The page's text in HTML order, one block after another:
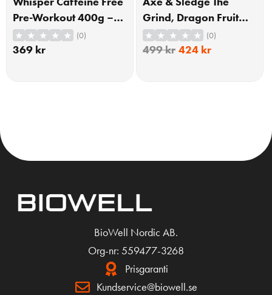
Pre-Workout 400g –
Apple
(0)
369 kr
Grind, Dragon Fruit
Yuzu 501g
(0)
499kr 424 kr
BioWell Nordic AB.
Org-nr: 559477-3268
Prisgaranti
Kundservice@biowell.se